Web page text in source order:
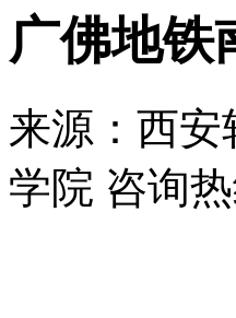
广佛地铁
来源：西
学院 咨询